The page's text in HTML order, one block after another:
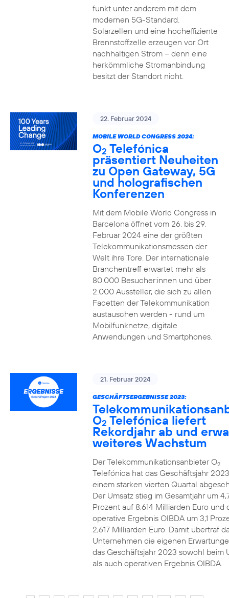
funkt unter anderem mit dem
modernen 5G-Standard.
Solarzellen und eine hocheffiziente
Brennstoffzelle erzeugen vor Ort
nachhaltigen Strom – denn eine
herkömmliche Stromanbindung
besitzt der Standort nicht.
22. Februar 2024
MOBILE WORLD CONGRESS 2024:
O2 Telefónica
präsentiert Neuheiten
zu Open Gateway, 5G
und holografischen
Konferenzen
Mit dem Mobile World Congress in
Barcelona öffnet vom 26. bis 29.
Februar 2024 eine der größten
Telekommunikationsmessen der
Welt ihre Tore. Der internationale
Branchentreff erwartet mehr als
80.000 Besucher:innen und über
2.000 Aussteller, die sich zu allen
Facetten der Telekommunikation
austauschen werden - rund um
Mobilfunknetze, digitale
Anwendungen und Smartphones.
21. Februar 2024
GESCHÄFTSERGEBNISSE 2023:
O2 Telefónica liefert
Rekordjahr ab und
weiteres Wachstum
Der Telekommunikationsanbieter O2
Telefónica hat das Geschäftsjahr
einem starken vierten Quartal
Der Umsatz stieg im Gesamtjahr um
Prozent auf 8,614 Milliarden Euro und
operative Ergebnis OIBDA um 3,1
2,617 Milliarden Euro. Damit übertraf
Unternehmen die eigenen
das Geschäftsjahr 2023 sowohl beim
als auch operativen Ergebnis OIBDA.